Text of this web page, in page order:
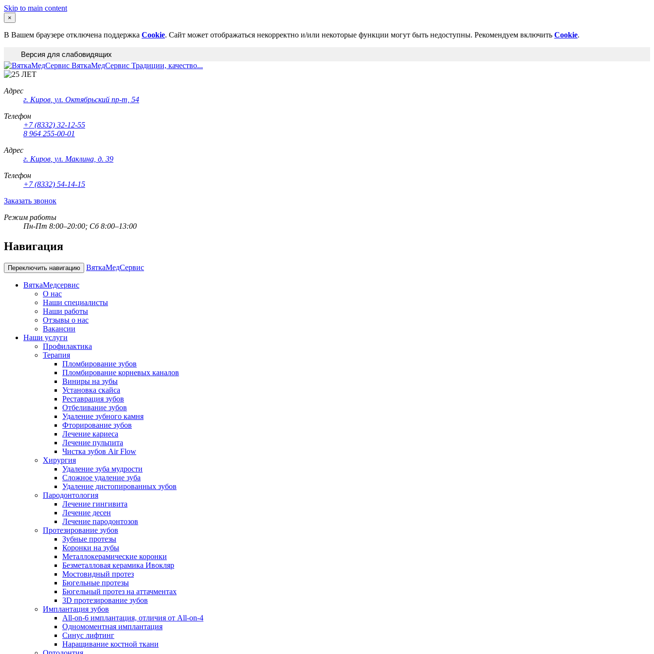
Skip to main content
×
В Вашем браузере отключена поддержка Cookie. Сайт может отображаться некорректно и/или некоторые функции могут быть недоступны. Рекомендуем включить Cookie.
Версия для слабовидящих
ВяткаМедСервис Традиции, качество...
Адрес
г. Киров ул. Октябрьский пр-т, 54
Телефон
+7 (8332) 32-12-55
8 964 255-00-01
Адрес
г. Киров ул. Маклина, д. 39
Телефон
+7 (8332) 54-14-15
Заказать звонок
Режим работы
Пн-Пт 8:00–20:00; Сб 8:00–13:00
Навигация
Переключить навигацию ВяткаМедСервис
ВяткаМедсервис
О нас
Наши специалисты
Наши работы
Отзывы о нас
Вакансии
Наши услуги
Профилактика
Терапия
Пломбирование зубов
Пломбирование корневых каналов
Виниры на зубы
Установка скайса
Реставрация зубов
Отбеливание зубов
Удаление зубного камня
Фторирование зубов
Лечение кариеса
Лечение пульпита
Чистка зубов Air Flow
Хирургия
Удаление зуба мудрости
Сложное удаление зуба
Удаление дистопированных зубов
Пародонтология
Лечение гингивита
Лечение десен
Лечение пародонтозов
Протезирование зубов
Зубные протезы
Коронки на зубы
Металлокерамические коронки
Безметалловая керамика Ивокляр
Мостовидный протез
Бюгельные протезы
Бюгельный протез на аттачментах
3D протезирование зубов
Имплантация зубов
All-on-6 имплантация, отличия от All-on-4
Одномоментная имплантация
Синус лифтинг
Наращивание костной ткани